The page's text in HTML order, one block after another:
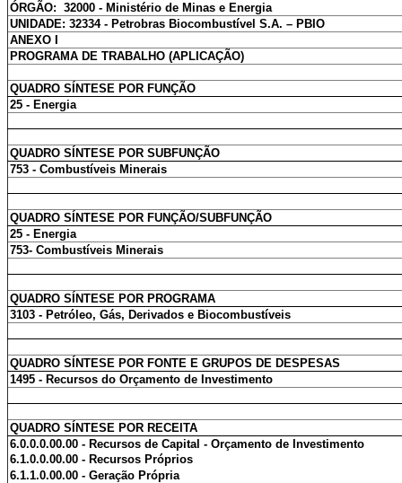
ÓRGÃO: 32000 - Ministério de Minas e Energia
UNIDADE: 32334 - Petrobras Biocombustível S.A. – PBIO
ANEXO I
PROGRAMA DE TRABALHO (APLICAÇÃO)
QUADRO SÍNTESE POR FUNÇÃO
25 - Energia
QUADRO SÍNTESE POR SUBFUNÇÃO
753 - Combustíveis Minerais
QUADRO SÍNTESE POR FUNÇÃO/SUBFUNÇÃO
25 - Energia
753- Combustíveis Minerais
QUADRO SÍNTESE POR PROGRAMA
3103 - Petróleo, Gás, Derivados e Biocombustíveis
QUADRO SÍNTESE POR FONTE E GRUPOS DE DESPESAS
1495 - Recursos do Orçamento de Investimento
QUADRO SÍNTESE POR RECEITA
6.0.0.0.00.00 - Recursos de Capital - Orçamento de Investimento
6.1.0.0.00.00 - Recursos Próprios
6.1.1.0.00.00 - Geração Própria